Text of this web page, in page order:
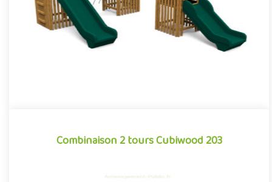
Offre partenaire
Combinaison 2 tours Cubiwood 203